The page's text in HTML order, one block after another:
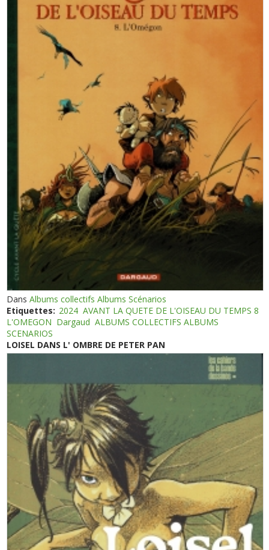
DansAlbums collectifs Albums Scénarios
Etiquettes: 2024 AVANT LA QUETE DE L'OISEAU DU TEMPS 8
L'OMEGON Dargaud ALBUMS COLLECTIFS ALBUMS
SCENARIOS
LOISEL DANS L' OMBRE DE PETER PAN